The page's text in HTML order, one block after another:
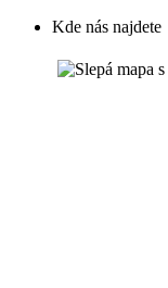
Kde nás najdete